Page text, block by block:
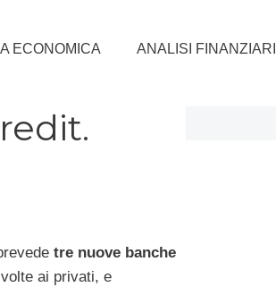
ECONOMICA ANALISI
tre nuove banche
ai privati, e